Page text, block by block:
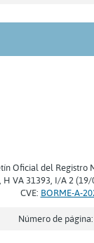
Oficial del Registro
H VA 31393, I/A 2
CVE: BORME-A-
Número de